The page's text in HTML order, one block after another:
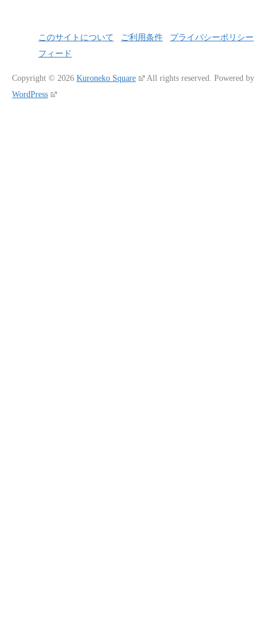
このサイトについて ご利用条件
プライバシーポリシー
フィード
Copyright © 2026 Kuroneko Square All rights reserved. Powered by
WordPress